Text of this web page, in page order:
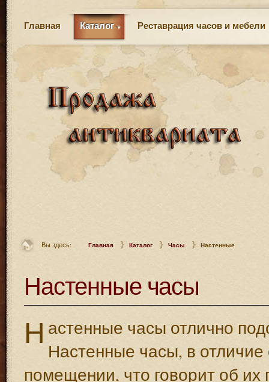
Главная Каталог Реставрация часов и мебели
Вы здесь: Главная Каталог Часы Настенные
Настенные часы
Н астенные часы отлично
Настенные часы, в
помещении, что говорит об